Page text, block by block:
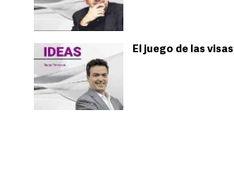
El juego de las visas